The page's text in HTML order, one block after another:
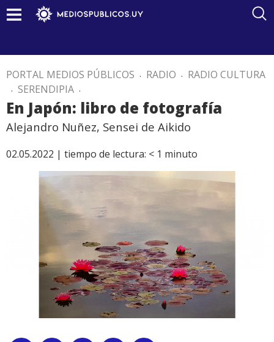
PORTAL MEDIOS PÚBLICOS . RADIO . RADIO CULTURA
. SERENDIPIA .
En Japón: libro de fotografía
Alejandro Nuñez, Sensei de Aikido
02.05.2022 | tiempo de lectura: < 1 minuto